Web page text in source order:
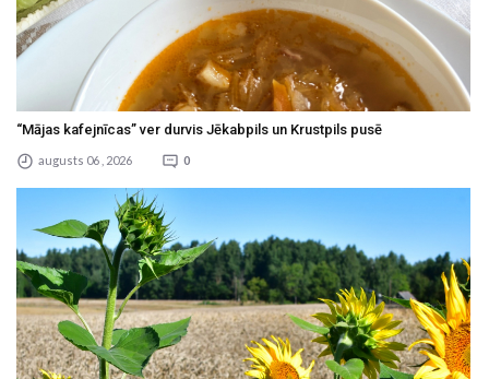
“Mājas kafejnīcas” ver durvis Jēkabpils un Krustpils pusē
augusts 06 , 2026 0